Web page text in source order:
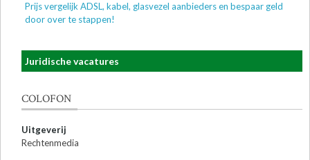
Prijs vergelijk ADSL, kabel, glasvezel aanbieders en bespaar geld
door over te stappen!
Juridische vacatures
COLOFON
Uitgeverij
Rechtenmedia